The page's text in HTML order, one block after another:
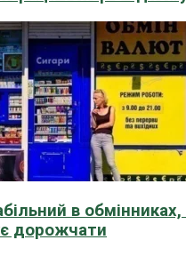
в обмінниках,
дорожчати